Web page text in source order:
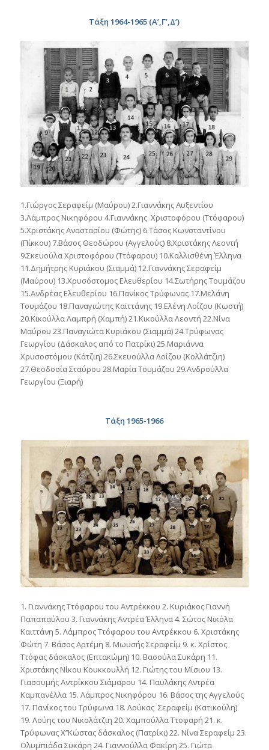
Τάξη 1964-1965 (Α’,Γ’,Δ’)
1.Γιώργος Σεραφείμ (Μαύρου) 2.Γιαννάκης Αυξεντίου
3.Λάμπρος Νικηφόρου 4.Γιαννάκης Χριστοφόρου (Ττόφαρου)
5.Χριστάκης Αναστασίου (Φώτης) 6.Τάσος Κωνσταντίνου
(Πίκκου) 7.Βάσος Θεοδώρου (Αγγελούς) 8.Χριστάκης Λεοντή
9.Σκευούλα Χριστοφόρου (Ττόφαρου) 10.Καλλισθένη Έλληνα
11.Δημήτρης Κυριάκου (Σιαμμά) 12.Γιαννάκης Σεραφείμ
(Μαύρου) 13.Χρυσόστομος Ελευθερίου 14.Σωτήρης Τουμάζου
15.Ανδρέας Ελευθερίου 16.Πανίκος Τρύφωνας 17.Μελάνη
Τουμάζου 18.Παναγιώτης Καϊττάνης 19.Ελένη Λοΐζου (Κωστή)
20.Κικούλλα Λαμπρή (Χαμπή) 21.Κικούλλα Λεοντή 22.Νίνα
Μαύρου 23.Παναγιώτα Κυριάκου (Σιαμμά) 24.Τρύφωνας
Γεωργίου (Δάσκαλος από το Πατρίκι) 25.Μαριάννα
Χρυσοστόμου (Κάτζιη) 26.Σκευούλλα Λοΐζου (Κολλάτζιη)
27.Θεοδοσία Σταύρου 28.Μαρία Τουμάζου 29.Ανδρούλλα
Γεωργίου (Ξιαρή)
Τάξη 1965-1966
1. Γιαννάκης Ττόφαρου του Αντρέκκου 2. Κυριάκος Γιαννή
Παπαπαύλου 3. Γιαννάκης Αντρέα Έλληνα 4. Σώτος Νικόλα
Καιττάνη 5. Λάμπρος Ττόφαρου του Αντρέκκου 6. Χριστάκης
Φώτη 7. Βάσος Αρτέμη 8. Μωυσής Σεραφείμ 9. κ. Χρίστος
Ττόφας δάσκαλος (Επτακώμη) 10. Βασούλα Συκάρη 11.
Χριστάκης Νίκου Κουκκουλλή 12. Γιώτης του Μίσιου 13.
Γιασουμής Αντρίκκου Σιάμαρου 14. Παυλάκης Αντρέα
Καμπανέλλα 15. Λάμπρος Νικηφόρου 16. Βάσος της Αγγελούς
17. Πανίκος του Τρύφωνα 18. Λούκας Σεραφείμ (Κατικούλη)
19. Λούης του Νικολάτζιη 20. Χαμπούλλα Ττοφαρή 21. κ.
Τρύφωνας Χ’’Κώστας δάσκαλος (Πατρίκι) 22. Νίνα Σεραφείμ 23.
Ολυμπιάδα Συκάρη 24. Γιαννούλλα Φακίρη 25. Γιώτα